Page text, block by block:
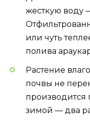
жесткую воду
или чуть
полива
Растение
почвы не
производится
зимой — два